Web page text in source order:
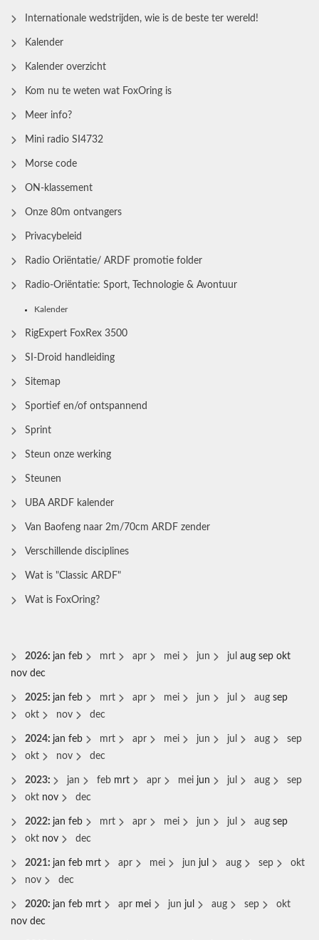
Internationale wedstrijden, wie is de beste ter wereld!
Kalender
Kalender overzicht
Kom nu te weten wat FoxOring is
Meer info?
Mini radio SI4732
Morse code
ON-klassement
Onze 80m ontvangers
Privacybeleid
Radio Oriëntatie/ ARDF promotie folder
Radio‑Oriëntatie: Sport, Technologie & Avontuur
Kalender
RigExpert FoxRex 3500
SI-Droid handleiding
Sitemap
Sportief en/of ontspannend
Sprint
Steun onze werking
Steunen
UBA ARDF kalender
Van Baofeng naar 2m/70cm ARDF zender
Verschillende disciplines
Wat is "Classic ARDF"
Wat is FoxOring?
2026: jan feb mrt apr mei jun jul aug sep okt
nov dec
2025: jan feb mrt apr mei jun jul aug sep
okt
nov dec
2024: jan feb mrt apr mei jun jul aug
sep
okt
nov dec
2023: jan feb mrt apr mei jun jul aug
sep
okt nov dec
2022: jan feb mrt apr mei jun jul aug sep
okt nov dec
2021: jan feb mrt apr mei jun jul aug sep
okt
nov
dec
2020: jan feb mrt apr mei jun jul aug sep
okt
nov dec